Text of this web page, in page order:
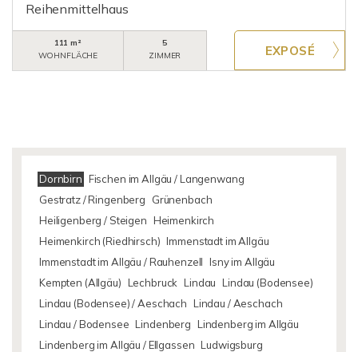
Reihenmittelhaus
111 m²
WOHNFLÄCHE
5
ZIMMER
Dornbirn Fischen im Allgäu / Langenwang
Gestratz / Ringenberg
Grünenbach
Heiligenberg / Steigen Heimenkirch
Heimenkirch (Riedhirsch) Immenstadt im Allgäu
Immenstadt im Allgäu / Rauhenzell Isny im Allgäu
Kempten (Allgäu) Lechbruck Lindau Lindau (Bodensee)
Lindau (Bodensee) / Aeschach Lindau / Aeschach
Lindau / Bodensee Lindenberg Lindenberg im Allgäu
Lindenberg im Allgäu / Ellgassen Ludwigsburg